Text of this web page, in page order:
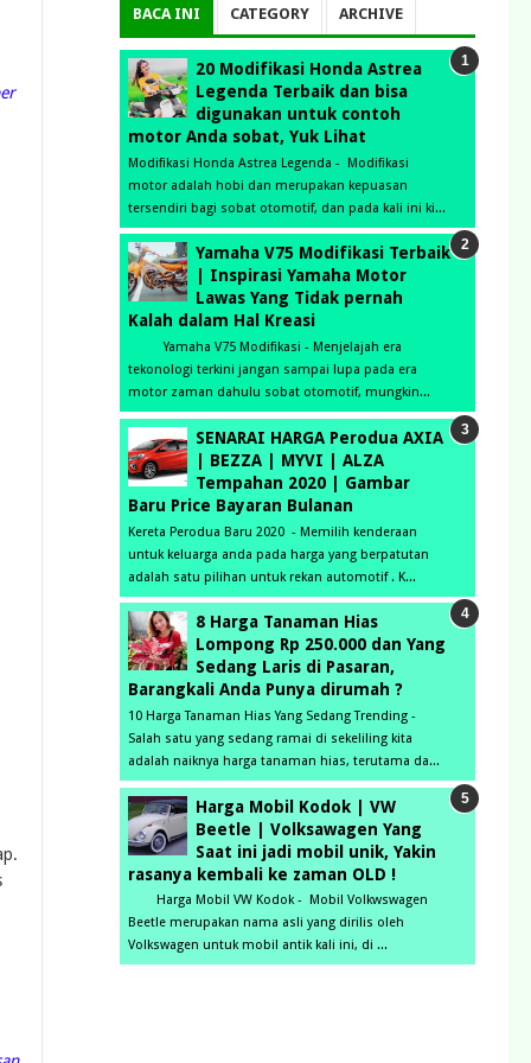
BACA INI CATEGORY ARCHIVE
20 Modifikasi Honda Astrea
Legenda Terbaik dan bisa
digunakan untuk contoh
motor Anda sobat, Yuk Lihat
Modifikasi Honda Astrea Legenda - Modifikasi
motor adalah hobi dan merupakan kepuasan
tersendiri bagi sobat otomotif, dan pada kali ini ki...
Yamaha V75 Modifikasi Terbaik
| Inspirasi Yamaha Motor
Lawas Yang Tidak pernah
Kalah dalam Hal Kreasi
Yamaha V75 Modifikasi - Menjelajah era
tekonologi terkini jangan sampai lupa pada era
motor zaman dahulu sobat otomotif, mungkin...
SENARAI HARGA Perodua AXIA
| BEZZA | MYVI | ALZA
Tempahan 2020 | Gambar
Baru Price Bayaran Bulanan
Kereta Perodua Baru 2020 - Memilih kenderaan
untuk keluarga anda pada harga yang berpatutan
adalah satu pilihan untuk rekan automotif . K...
8 Harga Tanaman Hias
Lompong Rp 250.000 dan Yang
Sedang Laris di Pasaran,
Barangkali Anda Punya dirumah ?
10 Harga Tanaman Hias Yang Sedang Trending -
Salah satu yang sedang ramai di sekeliling kita
adalah naiknya harga tanaman hias, terutama da...
Harga Mobil Kodok | VW
Beetle | Volksawagen Yang
Saat ini jadi mobil unik, Yakin
rasanya kembali ke zaman OLD !
Harga Mobil VW Kodok - Mobil Volkwswagen
Beetle merupakan nama asli yang dirilis oleh
Volkswagen untuk mobil antik kali ini, di ...